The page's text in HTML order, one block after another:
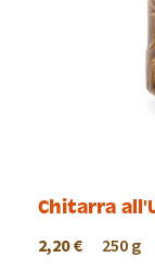
Chitarra
2,20 € 250 g